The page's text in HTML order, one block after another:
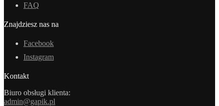
FAQ
Znajdziesz nas na
Facebook
Instagram
Kontakt
Biuro obsługi klienta:
admin@gapik.pl